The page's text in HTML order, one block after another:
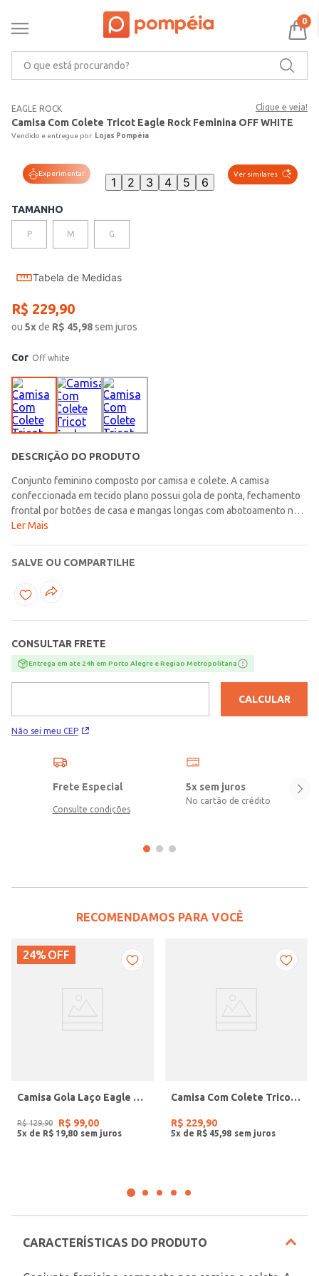
0
EAGLE ROCK Clique e veja!
Camisa Com Colete Tricot Eagle Rock Feminina OFF WHITE
Lojas Pompéia
Ver similares
1 2 3 4 5 6
Experimentar
TAMANHO
P M G
Tabela de Medidas
R$ 229,90
ou 5xde R$ 45,98sem juros
Cor Off white
DESCRIÇÃO DO PRODUTO
Conjunto feminino composto por camisa e colete. A camisa
confeccionada em tecido plano possui gola de ponta, fechamento
frontal por botões de casa e mangas longas com abotoamento nos
punhos, trazendo um visual clássico e versátil. O colete em tricot
moderno ao look. O diferencial fica por conta da fenda frontal no
colete, que adiciona charme e personalidade à composição, ainda
acompanha cinto. Uma combinação perfeita para criar produções
100% poliéster\nComposição Colete: 42% acrílico, 30% poliamida,
28% poliéster
Ler Mais
SALVE OU COMPARTILHE
CONSULTAR FRETE
Entrega em ate 24h em Porto Alegre e Regiao Metropolitana
Não sei meu CEP
CALCULAR
Frete Especial
Consulte condições
5x sem juros
No cartão de crédito
RECOMENDAMOS PARA VOCÊ
24% OFF
Camisa Gola Laço Eagle Rock Feminina OFF WHITE
R$ 129,90 R$ 99,00
5x de R$ 19 80
Camisa Com Colete Tricot Eagle Rock Feminina VINHO
R$ 229,90
5x de R$ 45 98
CARACTERÍSTICAS DO PRODUTO